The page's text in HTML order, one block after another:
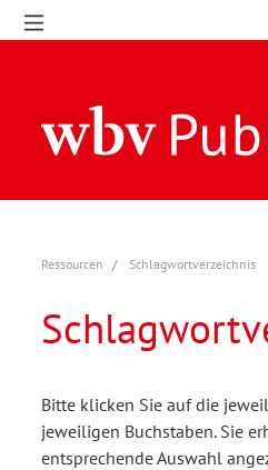
Ressourcen Schlagwortverzeichnis
Bitte klicken Sie auf die
jeweiligen Buchstaben. Sie
entsprechende Auswahl